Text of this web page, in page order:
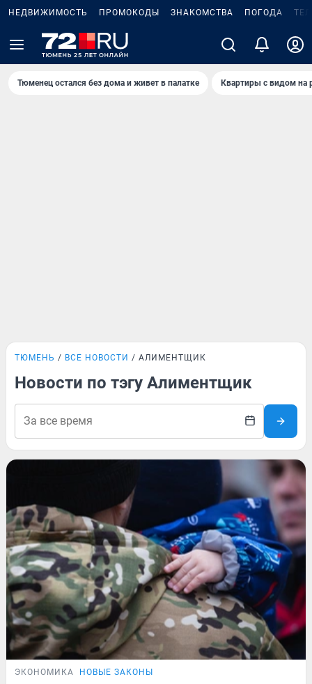
НЕДВИЖИМОСТЬ ПРОМОКОДЫ ЗНАКОМСТВА ПОГОДА
Тюменец остался без дома и живет в палатке Квартиры с видом на
ТЮМЕНЬ ВСЕ НОВОСТИ АЛИМЕНТЩИК
Новости по тэгу Алиментщик
ЭКОНОМИКА НОВЫЕ ЗАКОНЫ